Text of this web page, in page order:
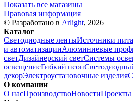
Показать все магазины
Правовая информация
© Разработано в Arlight, 2026
Каталог
Светодиодные лентыИсточники
и автоматизацииАлюминиевые
светДизайнерский светСистемы
освещениеГибкий неон
декорЭлектроустановочные изделия
О компании
О насПроизводствоНовостиПроекты